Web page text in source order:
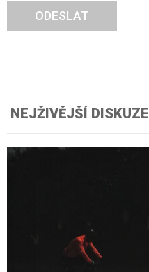
ODESLAT
NEJŽIVĚJŠÍ DISKUZE